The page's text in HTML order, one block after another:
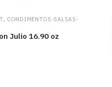
, CONDIMENTOS-SALSAS-
Julio 16.90 oz